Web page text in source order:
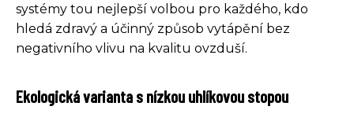
systémy tou nejlepší volbou pro každého, kdo
hledá zdravý a účinný způsob vytápění bez
negativního vlivu na kvalitu ovzduší.
Ekologická varianta s nízkou uhlíkovou stopou